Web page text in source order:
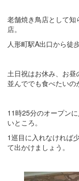
老舗焼き鳥店として
店。
人形町駅A出口から徒
土日祝はお休み、お昼
並んででも食べたいの
11時25分のオープン
いところ。
1巡目に入れなければ
て出かけましょう。